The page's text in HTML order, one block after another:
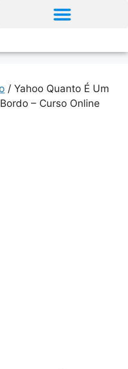
/ Yahoo Quanto É Um
– Curso Online